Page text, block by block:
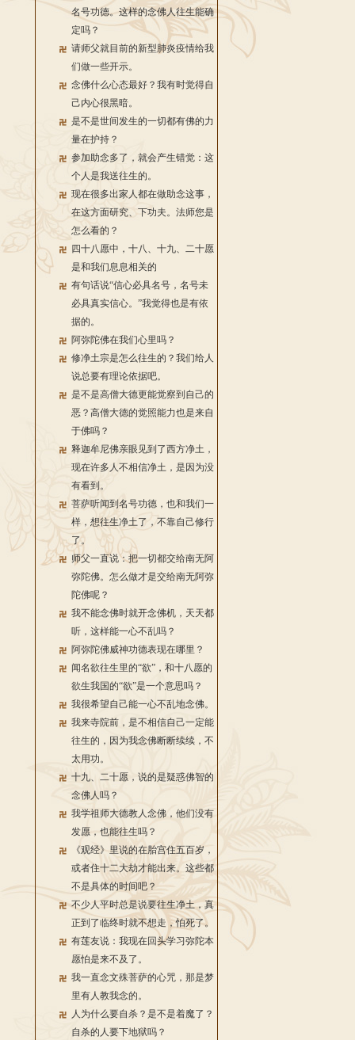
名号功德。这样的念佛人往生能确
定吗？
请师父就目前的新型肺炎疫情给我
们做一些开示。
念佛什么心态最好？我有时觉得自
己内心很黑暗。
是不是世间发生的一切都有佛的力
量在护持？
参加助念多了，就会产生错觉：这
个人是我送往生的。
现在很多出家人都在做助念这事，
在这方面研究、下功夫。法师您是
怎么看的？
四十八愿中，十八、十九、二十愿
是和我们息息相关的
有句话说“信心必具名号，名号未
必具真实信心。”我觉得也是有依
据的。
阿弥陀佛在我们心里吗？
修净土宗是怎么往生的？我们给人
说总要有理论依据吧。
是不是高僧大德更能觉察到自己的
恶？高僧大德的觉照能力也是来自
于佛吗？
释迦牟尼佛亲眼见到了西方净土，
现在许多人不相信净土，是因为没
有看到。
菩萨听闻到名号功德，也和我们一
样，想往生净土了，不靠自己修行
了。
师父一直说：把一切都交给南无阿
弥陀佛。怎么做才是交给南无阿弥
陀佛呢？
我不能念佛时就开念佛机，天天都
听，这样能一心不乱吗？
阿弥陀佛威神功德表现在哪里？
闻名欲往生里的“欲”，和十八愿的
欲生我国的“欲”是一个意思吗？
我很希望自己能一心不乱地念佛。
我来寺院前，是不相信自己一定能
往生的，因为我念佛断断续续，不
太用功。
十九、二十愿，说的是疑惑佛智的
念佛人吗？
我学祖师大德教人念佛，他们没有
发愿，也能往生吗？
《观经》里说的在胎宫住五百岁，
或者住十二大劫才能出来。这些都
不是具体的时间吧？
不少人平时总是说要往生净土，真
正到了临终时就不想走，怕死了。
有莲友说：我现在回头学习弥陀本
愿怕是来不及了。
我一直念文殊菩萨的心咒，那是梦
里有人教我念的。
人为什么要自杀？是不是着魔了？
自杀的人要下地狱吗？